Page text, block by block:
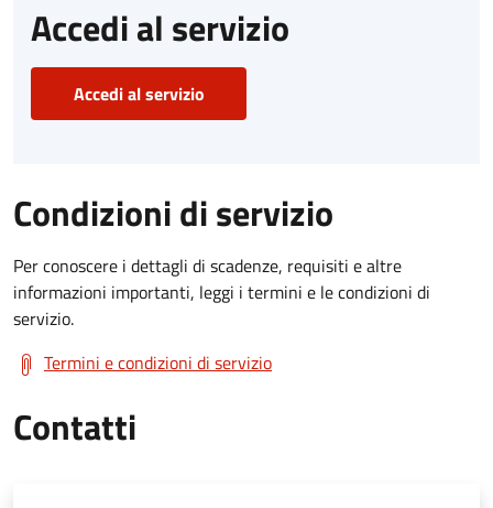
Accedi al servizio
Accedi al servizio
Condizioni di servizio
Per conoscere i dettagli di scadenze, requisiti e altre
informazioni importanti, leggi i termini e le condizioni di
servizio.
Termini e condizioni di servizio
Contatti